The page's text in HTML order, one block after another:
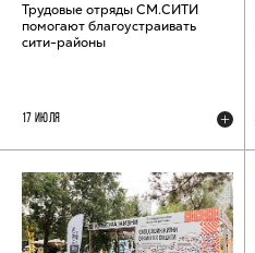
Трудовые отряды СМ.СИТИ
помогают благоустраивать
сити-районы
17 ИЮЛЯ